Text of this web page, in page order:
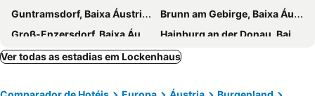
Guntramsdorf, Baixa Áustria Hotéis
Brunn am Gebirge, Baixa Áustria Hotéis
Groß-Enzersdorf, Baixa Áustria Hotéis
Hainburg an der Donau, Baixa Áustria Hotéis
Baden, Baixa Áustria Hotéis
Sveti Martin na Muri, Medimurje Hotéis
Ver todas as estadias em Lockenhaus